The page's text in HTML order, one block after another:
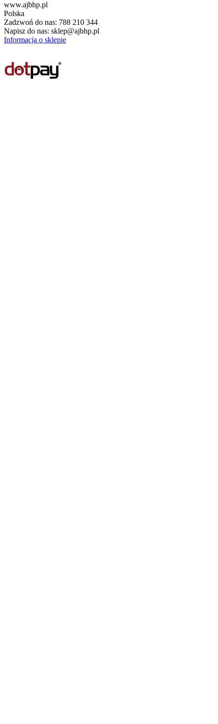
www.ajbhp.pl
Polska
Zadzwoń do nas: 788 210 344
Napisz do nas: sklep@ajbhp.pl
Informacja o sklepie